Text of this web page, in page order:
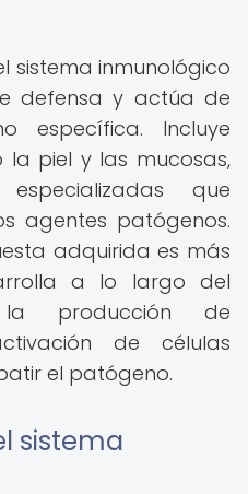
sistema inmunológico
defensa y actúa de
específica. Incluye
la piel y las mucosas,
que
agentes patógenos.
adquirida es más
a lo largo del
la producción de
de células
el patógeno.
sistema